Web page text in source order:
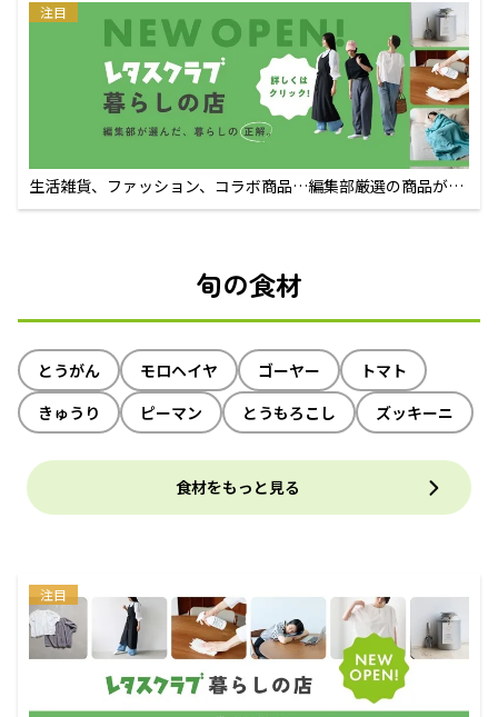
注目
生活雑貨、ファッション、コラボ商品…編集部厳選の商品が買
えるECサイト
旬の食材
とうがん モロヘイヤ ゴーヤー
トマト
きゅうり
ピーマン とうもろこし ズッキーニ
食材をもっと見る
注目